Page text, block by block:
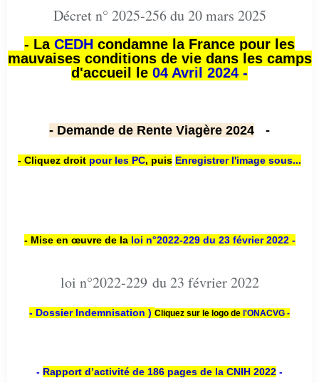
Décret n° 2025-256 du 20 mars 2025
- La CEDH condamne la France pour les
mauvaises conditions de vie dans les camps
d'accueil le 04 Avril 2024 -
- Demande de Rente Viagère 2024 -
- Cliquez droit pour les PC, puis Enregistrer l'image sous...
- Mise en œuvre de la loi n°2022-229 du 23 février 2022 -
loi n°2022-229 du 23 février 2022
- Dossier Indemnisation ) Cliquez sur le logo de l'ONACVG -
- Rapport d’activité de 186 pages de la CNIH 2022 -